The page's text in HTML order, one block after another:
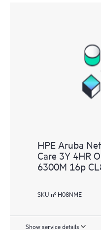
HPE Aruba
Care 3Y 4HR
6300M 16p
SKU nº H08NME
Show service details